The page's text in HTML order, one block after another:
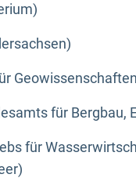
für Bergbau,
für